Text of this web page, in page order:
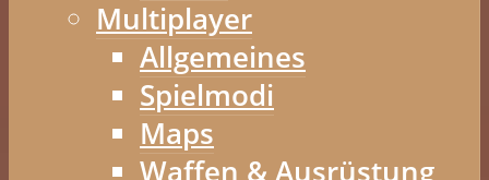
Multiplayer
Allgemeines
Spielmodi
Maps
Waffen & Ausrüstung